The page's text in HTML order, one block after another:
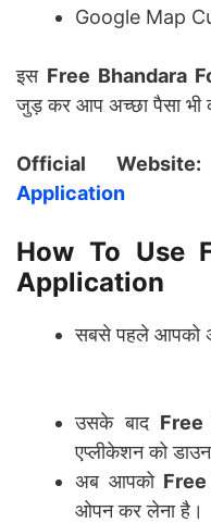
Google Map
इस Free Bhandara
जुड़ कर आप अच्छा पैसा भी
Official
Application
How To Use
Application
सबसे पहले आपको
उसके बादFree
एप्लीकेशन को
अब आपकोFree
ओपन कर लेना है।